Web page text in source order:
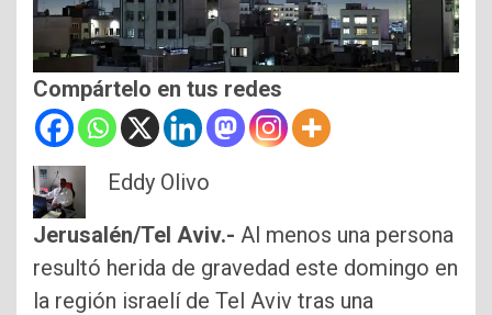
Compártelo en tus redes
Eddy Olivo
Jerusalén/Tel Aviv.- Al menos una persona
resultó herida de gravedad este domingo en
la región israelí de Tel Aviv tras una